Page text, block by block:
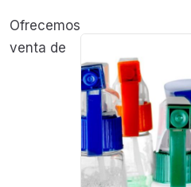
Ofrecemos
venta de